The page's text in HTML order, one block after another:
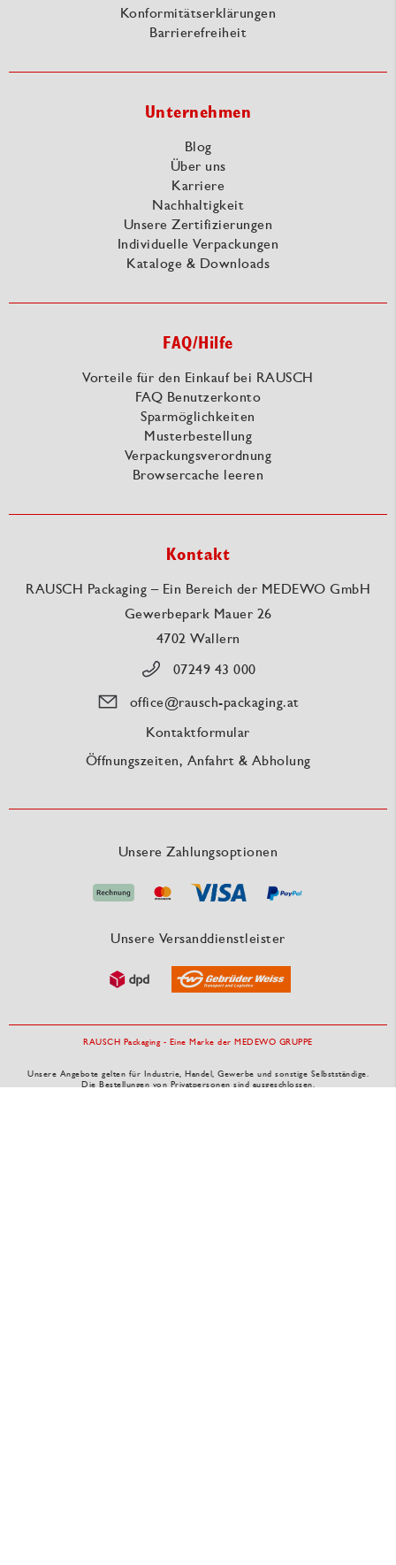
Konformitätserklärungen
Barrierefreiheit
Unternehmen
Blog
Über uns
Karriere
Nachhaltigkeit
Unsere Zertifizierungen
Individuelle Verpackungen
Kataloge & Downloads
FAQ/Hilfe
Vorteile für den Einkauf bei RAUSCH
FAQ Benutzerkonto
Sparmöglichkeiten
Musterbestellung
Verpackungsverordnung
Browsercache leeren
Kontakt
RAUSCH Packaging – Ein Bereich der MEDEWO GmbH
Gewerbepark Mauer 26
4702 Wallern
07249 43 000
office@rausch-packaging.at
Kontaktformular
Öffnungszeiten, Anfahrt & Abholung
Unsere Zahlungsoptionen
Unsere Versanddienstleister
RAUSCH Packaging - Eine Marke der MEDEWO GRUPPE
Unsere Angebote gelten für Industrie, Handel, Gewerbe und sonstige Selbstständige.
Die Bestellungen von Privatpersonen sind ausgeschlossen.